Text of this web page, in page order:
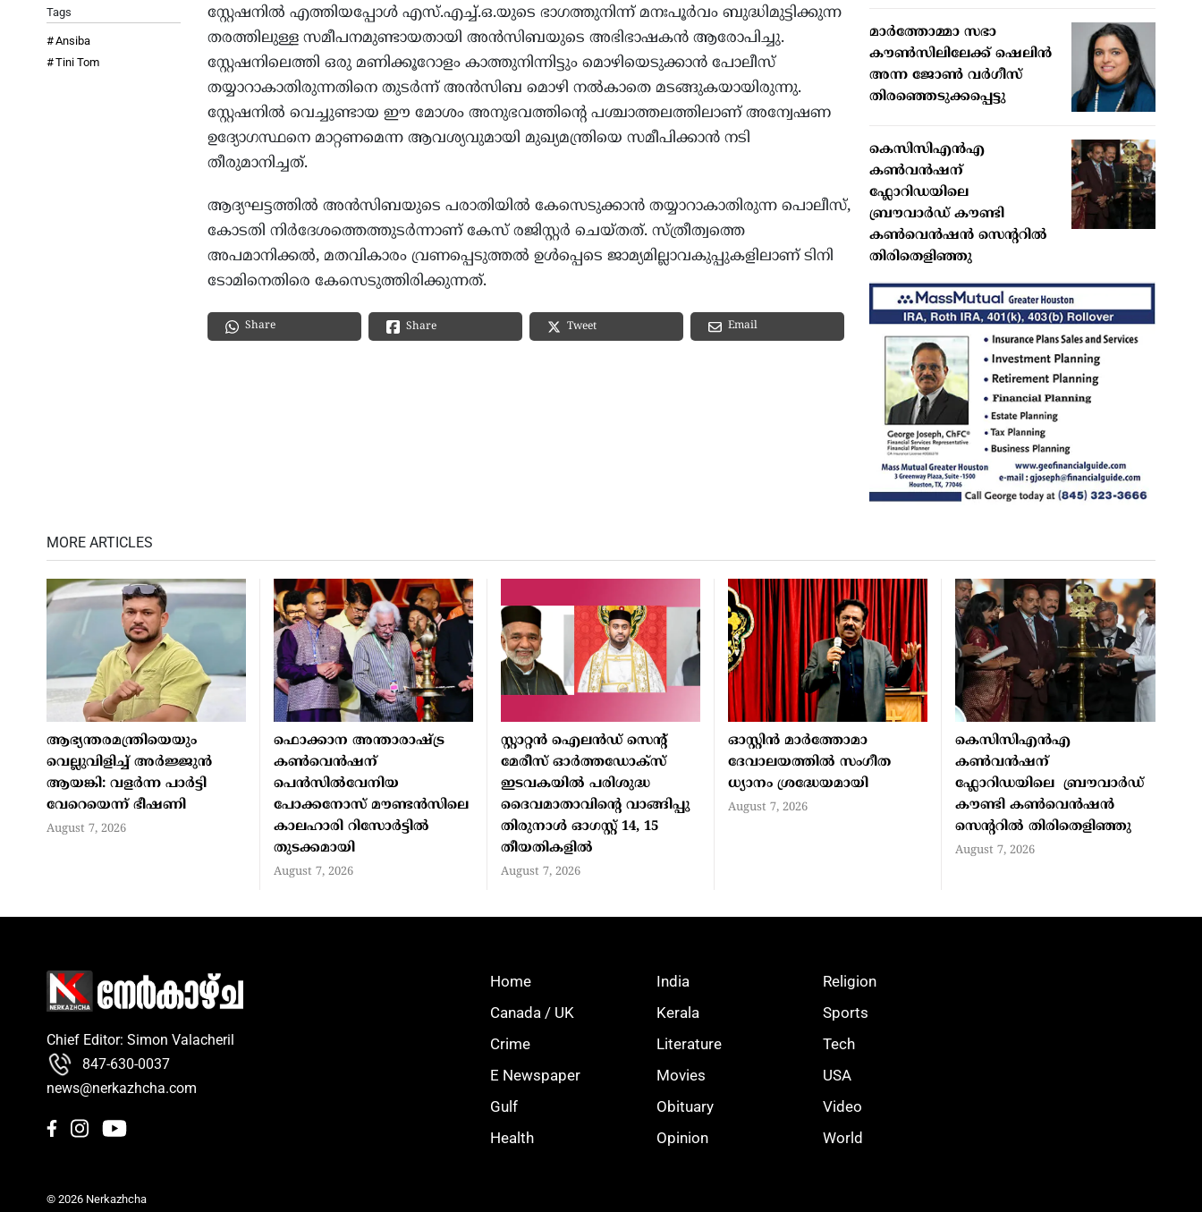
Tags
Ansiba
Tini Tom
സ്റ്റേഷനിൽ എത്തിയപ്പോൾ എസ്.എച്ച്.ഒ.യുടെ ഭാഗത്തുനിന്ന് മനഃപൂർവം ബുദ്ധിമുട്ടിക്കുന്ന
തരത്തിലുള്ള സമീപനമുണ്ടായതായി അൻസിബയുടെ അഭിഭാഷകൻ ആരോപിച്ചു.
സ്റ്റേഷനിലെത്തി ഒരു മണിക്കൂറോളം കാത്തുനിന്നിട്ടും മൊഴിയെടുക്കാൻ പോലീസ്
തയ്യാറാകാതിരുന്നതിനെ തുടർന്ന് അൻസിബ മൊഴി നൽകാതെ മടങ്ങുകയായിരുന്നു.
സ്റ്റേഷനിൽ വെച്ചുണ്ടായ ഈ മോശം അനുഭവത്തിന്റെ പശ്ചാത്തലത്തിലാണ് അന്വേഷണ
ഉദ്യോഗസ്ഥനെ മാറ്റണമെന്ന ആവശ്യവുമായി മുഖ്യമന്ത്രിയെ സമീപിക്കാൻ നടി
തീരുമാനിച്ചത്.
ആദ്യഘട്ടത്തില്‍ അൻസിബയുടെ പരാതിയിൽ കേസെടുക്കാന്‍ തയ്യാറാകാതിരുന്ന പൊലീസ്,
കോടതി നിര്‍ദേശത്തെത്തുടര്‍ന്നാണ് കേസ് രജിസ്റ്റര്‍ ചെയ്തത്. സ്ത്രീത്വത്തെ
അപമാനിക്കല്‍, മതവികാരം വ്രണപ്പെടുത്തല്‍ ഉള്‍പ്പെടെ ജാമ്യമില്ലാവകുപ്പുകളിലാണ് ടിനി
ടോമിനെതിരെ കേസെടുത്തിരിക്കുന്നത്.
Share Share Tweet Email
മാര്‍ത്തോമ്മാ സഭാ
കൗണ്‍സിലിലേക്ക് ഷെലിന്‍
അന്ന ജോണ്‍ വര്‍ഗീസ്
തിരഞ്ഞെടുക്കപ്പെട്ടു
കെസിസിഎൻഎ
കൺവൻഷന്
ഫ്ലോറിഡയിലെ
ബ്രൗവാർഡ് കൗണ്ടി
കൺവെൻഷൻ സെന്ററിൽ
തിരിതെളിഞ്ഞു
MORE ARTICLES
ആഭ്യന്തരമന്ത്രിയെയും
വെല്ലുവിളിച്ച് അര്‍ജ്ജുന്‍
ആയങ്കി: വളര്‍ന്ന പാര്‍ട്ടി
വേറെയെന്ന് ഭീഷണി
August 7, 2026
ഫൊക്കാന അന്താരാഷ്ട്ര
കൺവെൻഷന്
പെൻസിൽവേനിയ
പോക്കനോസ് മൗണ്ടൻസിലെ
കാലഹാരി റിസോർട്ടിൽ
തുടക്കമായി
August 7, 2026
സ്റ്റാറ്റന്‍ ഐലന്‍ഡ് സെന്റ്
മേരീസ് ഓര്‍ത്തഡോക്‌സ്
ഇടവകയില്‍ പരിശുദ്ധ
ദൈവമാതാവിന്റെ വാങ്ങിപ്പു
തിരുനാള്‍ ഓഗസ്റ്റ് 14, 15
തീയതികളില്‍
August 7, 2026
ഓസ്റ്റിൻ മാർത്തോമാ
ദേവാലയത്തിൽ സംഗീത
ധ്യാനം ശ്രദ്ധേയമായി
August 7, 2026
കെസിസിഎൻഎ
കൺവൻഷന്
ഫ്ലോറിഡയിലെ ബ്രൗവാർഡ്
കൗണ്ടി കൺവെൻഷൻ
സെന്ററിൽ തിരിതെളിഞ്ഞു
August 7, 2026
Chief Editor: Simon Valacheril
847-630-0037
news@nerkazhcha.com
Home
Canada / UK
Crime
E Newspaper
Gulf
Health
India
Kerala
Literature
Movies
Obituary
Opinion
Religion
Sports
Tech
USA
Video
World
© 2026 Nerkazhcha